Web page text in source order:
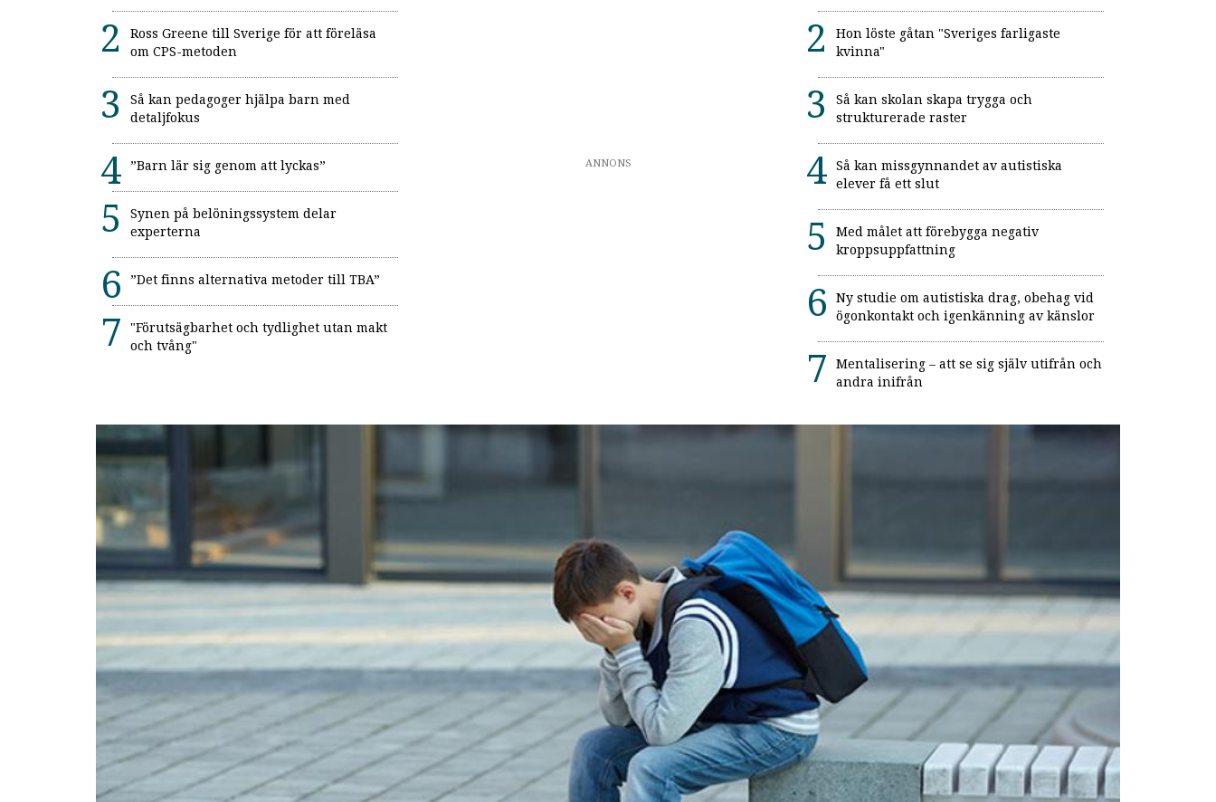
Ross Greene till Sverige för att föreläsa
om CPS-metoden
Så kan pedagoger hjälpa barn med
detaljfokus
”Barn lär sig genom att lyckas”
Synen på belöningssystem delar
experterna
”Det finns alternativa metoder till TBA”
"Förutsägbarhet och tydlighet utan makt
och tvång"
ANNONS
Hon löste gåtan "Sveriges farligaste
kvinna"
Så kan skolan skapa trygga och
strukturerade raster
Så kan missgynnandet av autistiska
elever få ett slut
Med målet att förebygga negativ
kroppsuppfattning
Ny studie om autistiska drag, obehag vid
ögonkontakt och igenkänning av känslor
Mentalisering – att se sig själv utifrån och
andra inifrån